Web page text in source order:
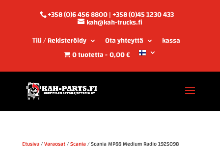
+358 (0)6 456 8800 | +358 (0)45 1230 433
kah@kah-trucks.fi
Tili / Rekisteröidy
Ota yhteyttä
kassa
0 tuotetta 0,00 €
Etusivu/Varaosat/Scania/ Scania MP88 Medium Radio 1925098